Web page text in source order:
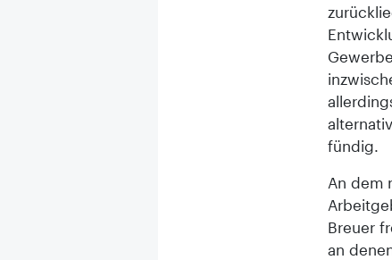
fündig.
An dem
Breuer
an